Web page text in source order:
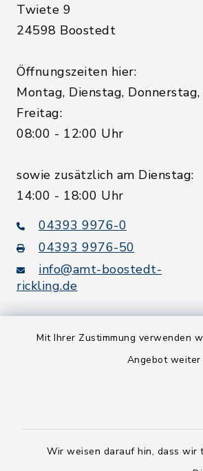
Mit Ihrer Zustimmung verwenden
Angebot weiter
Wir weisen darauf hin, dass wir
Twiete 9
24598 Boostedt
Öffnungszeiten hier:
Montag, Dienstag, Donnerstag,
Freitag:
08:00 - 12:00 Uhr
sowie zusätzlich am Dienstag:
14:00 - 18:00 Uhr
04393 9976-0
04393 9976-50
info@amt-boostedt-
rickling.de
Digitaler
Rechnungsversand:
Peppol-ID: 0204:01-